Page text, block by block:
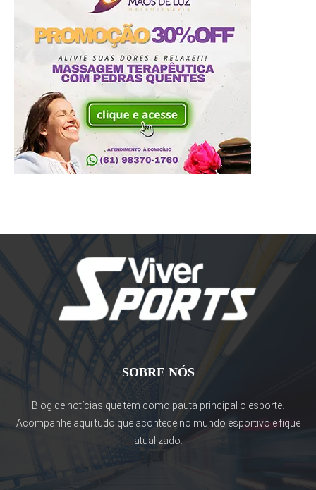
SOBRE NÓS
Blog de notícias que tem como pauta principal o esporte.
Acompanhe aqui tudo que acontece no mundo esportivo e fique
atualizado.